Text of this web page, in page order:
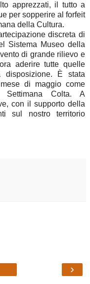
apprezzati, il tutto a
per sopperire al forfeit
della Cultura.
discreta di
Sistema Museo della
di grande rilievo e
aderire tutte quelle
È stata
di maggio come
Colta. A
con il supporto della
sul nostro territorio
›